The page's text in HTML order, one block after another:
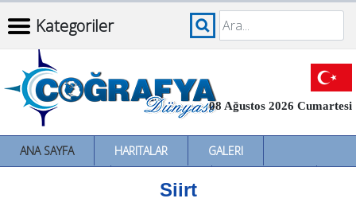
Kategoriler
08 Ağustos 2026 Cumartesi
ANA SAYFA HARITALAR
GALERI
SÖZLÜKLER
Siirt